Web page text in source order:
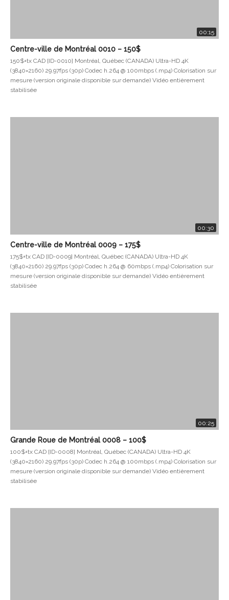
00:15
Centre-ville de Montréal 0010 – 150$
150$+tx CAD [ID-0010] Montréal, Québec (CANADA) Ultra-HD 4K
(3840×2160) 29.97fps (30p) Codec h.264 @ 100mbps (.mp4) Colorisation sur
mesure (version originale disponible sur demande) Vidéo entièrement
stabilisée
00:30
Centre-ville de Montréal 0009 – 175$
175$+tx CAD [ID-0009] Montréal, Québec (CANADA) Ultra-HD 4K
(3840×2160) 29.97fps (30p) Codec h.264 @ 60mbps (.mp4) Colorisation sur
mesure (version originale disponible sur demande) Vidéo entièrement
stabilisée
00:25
Grande Roue de Montréal 0008 – 100$
100$+tx CAD [ID-0008] Montréal, Québec (CANADA) Ultra-HD 4K
(3840×2160) 29.97fps (30p) Codec h.264 @ 100mbps (.mp4) Colorisation sur
mesure (version originale disponible sur demande) Vidéo entièrement
stabilisée